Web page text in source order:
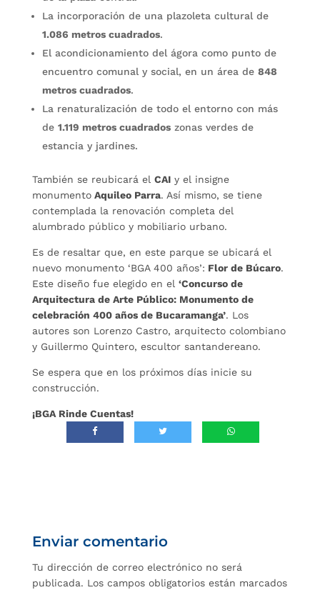
La incorporación de una plazoleta cultural de
1.086 metros cuadrados.
El acondicionamiento del ágora como punto de
encuentro comunal y social, en un área de 848
metros cuadrados.
La renaturalización de todo el entorno con más
de 1.119 metros cuadradoszonas verdes de
estancia y jardines.
También se reubicará el CAIy el insigne
monumentoAquileo Parra. Así mismo, se tiene
contemplada la renovación completa del
alumbrado público y mobiliario urbano.
Es de resaltar que, en este parque se ubicará el
nuevo monumento ‘BGA 400 años’: Flor de Búcaro.
Este diseño fue elegido en el ‘Concurso de
Arquitectura de Arte Público: Monumento de
celebración 400 años de Bucaramanga’. Los
autores son Lorenzo Castro, arquitecto colombiano
y Guillermo Quintero, escultor santandereano.
Se espera que en los próximos días inicie su
construcción.
¡BGA Rinde Cuentas!
Enviar comentario
Tu dirección de correo electrónico no será
publicada. Los campos obligatorios están marcados